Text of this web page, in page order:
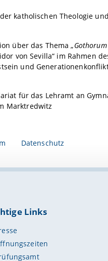
katholischen Theologie
über das Thema „
von Sevilla“ im Rahmen
und
für das Lehramt an
Marktredwitz
Datenschutz
Links